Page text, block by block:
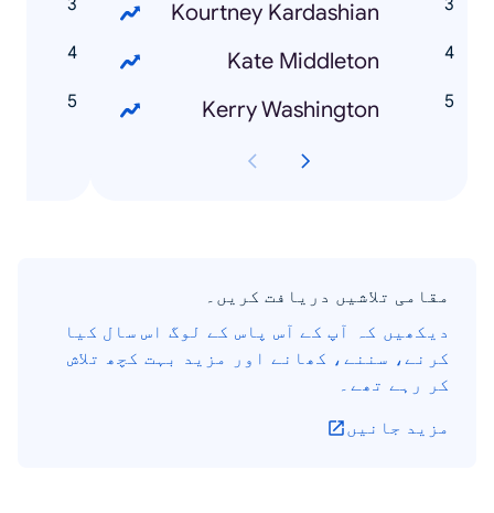
Kourtney Kardashian
Kate Middleton
Kerry Washington
مقامی تلاشیں دریافت کریں۔
دیکھیں کہ آپ کے آس پاس کے لوگ اس سال کیا
کرنے، سننے، کھانے اور مزید بہت کچھ تلاش
کر رہے تھے۔
مزید جانیں